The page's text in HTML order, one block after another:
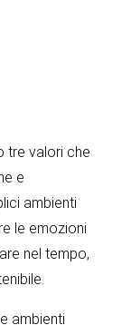
tre valori che
e
ambienti
le emozioni
nel tempo,
ambienti